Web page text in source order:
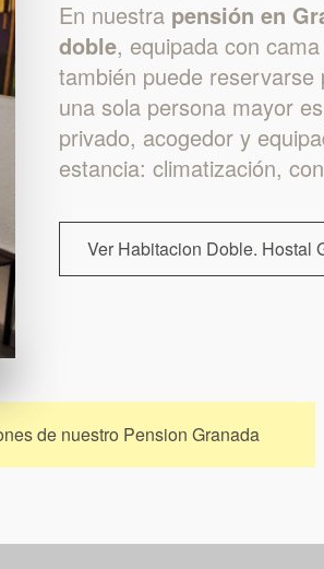
En nuestra pensión en
doble, equipada con
también puede reservarse
una sola persona mayor
privado, acogedor y
estancia: climatización,
Ver Habitacion Doble. Hostal
de nuestro Pension Granada